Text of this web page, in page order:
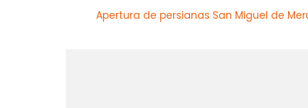
Apertura de persianas San Miguel de